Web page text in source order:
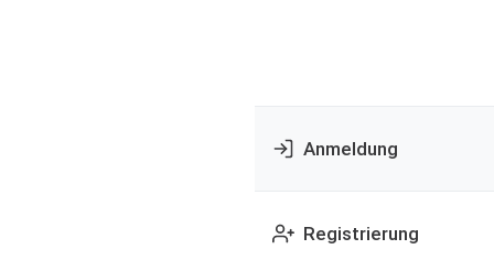
Anmeldung
Registrierung